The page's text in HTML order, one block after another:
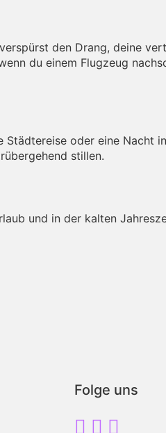
den Drang, deine
du einem Flugzeug
Städtereise oder eine Nacht
stillen.
und in der kalten
Folge uns